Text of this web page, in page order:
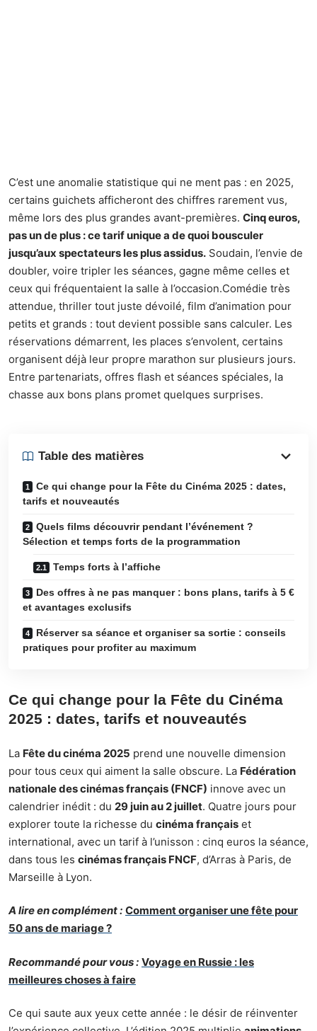
C’est une anomalie statistique qui ne ment pas : en 2025,
certains guichets afficheront des chiffres rarement vus,
même lors des plus grandes avant-premières. Cinq euros,
pas un de plus : ce tarif unique a de quoi bousculer
jusqu’aux spectateurs les plus assidus. Soudain, l’envie de
doubler, voire tripler les séances, gagne même celles et
ceux qui fréquentaient la salle à l’occasion.Comédie très
attendue, thriller tout juste dévoilé, film d’animation pour
petits et grands : tout devient possible sans calculer. Les
réservations démarrent, les places s’envolent, certains
organisent déjà leur propre marathon sur plusieurs jours.
Entre partenariats, offres flash et séances spéciales, la
chasse aux bons plans promet quelques surprises.
Table des matières
Ce qui change pour la Fête du Cinéma 2025 : dates,
tarifs et nouveautés
Quels films découvrir pendant l’événement ?
Sélection et temps forts de la programmation
Temps forts à l’affiche
Des offres à ne pas manquer : bons plans, tarifs à 5 €
et avantages exclusifs
Réserver sa séance et organiser sa sortie : conseils
pratiques pour profiter au maximum
Ce qui change pour la Fête du Cinéma
2025 : dates, tarifs et nouveautés
La Fête du cinéma 2025 prend une nouvelle dimension
pour tous ceux qui aiment la salle obscure. La Fédération
nationale des cinémas français (FNCF) innove avec un
calendrier inédit : du 29 juin au 2 juillet. Quatre jours pour
explorer toute la richesse du cinéma français et
international, avec un tarif à l’unisson : cinq euros la séance,
dans tous les cinémas français FNCF, d’Arras à Paris, de
Marseille à Lyon.
A lire en complément : Comment organiser une fête pour
50 ans de mariage ?
Recommandé pour vous : Voyage en Russie : les
meilleures choses à faire
Ce qui saute aux yeux cette année : le désir de réinventer